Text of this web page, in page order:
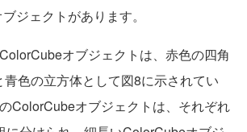
ジェクトがあります。
オブジェクトは、赤色の四角
色の立方体として図8に示されてい
ColorCubeオブジェクトは、それぞれ